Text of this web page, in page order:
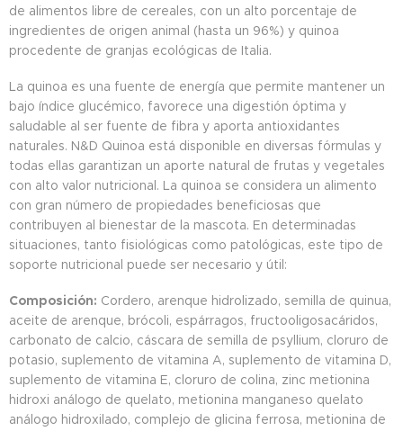
de alimentos libre de cereales, con un alto porcentaje de
ingredientes de origen animal (hasta un 96%) y quinoa
procedente de granjas ecológicas de Italia.
La quinoa es una fuente de energía que permite mantener un
bajo índice glucémico, favorece una digestión óptima y
saludable al ser fuente de fibra y aporta antioxidantes
naturales. N&D Quinoa está disponible en diversas fórmulas y
todas ellas garantizan un aporte natural de frutas y vegetales
con alto valor nutricional. La quinoa se considera un alimento
con gran número de propiedades beneficiosas que
contribuyen al bienestar de la mascota. En determinadas
situaciones, tanto fisiológicas como patológicas, este tipo de
soporte nutricional puede ser necesario y útil:
Composición: Cordero, arenque hidrolizado, semilla de quinua,
aceite de arenque, brócoli, espárragos, fructooligosacáridos,
carbonato de calcio, cáscara de semilla de psyllium, cloruro de
potasio, suplemento de vitamina A, suplemento de vitamina D,
suplemento de vitamina E, cloruro de colina, zinc metionina
hidroxi análogo de quelato, metionina manganeso quelato
análogo hidroxilado, complejo de glicina ferrosa, metionina de